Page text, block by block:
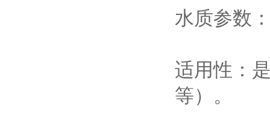
水质参数
适用性：
等）。